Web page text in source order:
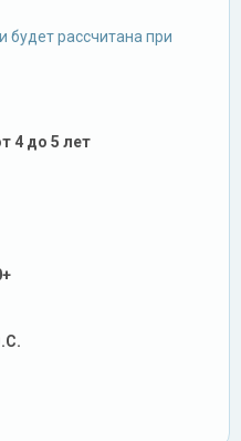
будет рассчитана при
4 до 5 лет